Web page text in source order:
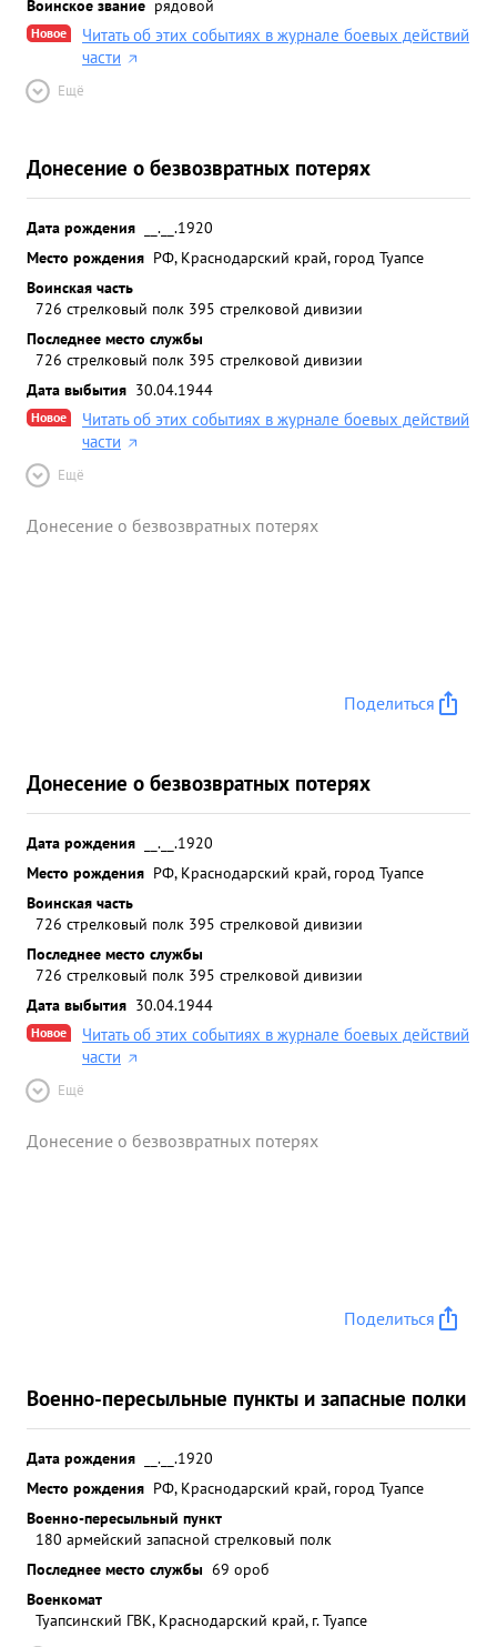
Воинское звание рядовой
Новое
Читать об этих событиях в журнале боевых действий
части
Ещё
Донесение о безвозвратных потерях
Дата рождения
__.__.1920
Место рождения РФ, Краснодарский край, город Туапсе
Воинская часть
726 стрелковый полк 395 стрелковой дивизии
Последнее место службы
726 стрелковый полк 395 стрелковой дивизии
Дата выбытия 30.04.1944
Новое
Читать об этих событиях в журнале боевых действий
части
Ещё
Донесение о безвозвратных потерях
Поделиться
Донесение о безвозвратных потерях
Дата рождения
__.__.1920
Место рождения РФ, Краснодарский край, город Туапсе
Воинская часть
726 стрелковый полк 395 стрелковой дивизии
Последнее место службы
726 стрелковый полк 395 стрелковой дивизии
Дата выбытия 30.04.1944
Новое
Читать об этих событиях в журнале боевых действий
части
Ещё
Донесение о безвозвратных потерях
Поделиться
Военно-пересыльные пункты и запасные полки
Дата рождения
__.__.1920
Место рождения РФ, Краснодарский край, город Туапсе
Военно-пересыльный пункт
180 армейский запасной стрелковый полк
Последнее место службы 69 ороб
Военкомат
Туапсинский ГВК, Краснодарский край, г. Туапсе